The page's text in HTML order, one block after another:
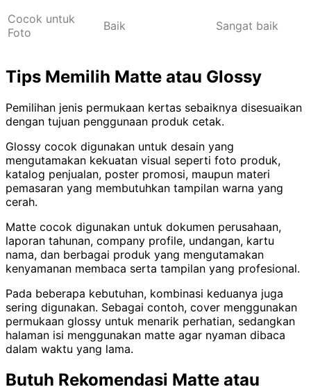
Cocok untuk
Foto
Baik Sangat baik
Tips Memilih Matte atau Glossy
Pemilihan jenis permukaan kertas sebaiknya disesuaikan
dengan tujuan penggunaan produk cetak.
Glossy cocok digunakan untuk desain yang
mengutamakan kekuatan visual seperti foto produk,
katalog penjualan, poster promosi, maupun materi
pemasaran yang membutuhkan tampilan warna yang
cerah.
Matte cocok digunakan untuk dokumen perusahaan,
laporan tahunan, company profile, undangan, kartu
nama, dan berbagai produk yang mengutamakan
kenyamanan membaca serta tampilan yang profesional.
Pada beberapa kebutuhan, kombinasi keduanya juga
sering digunakan. Sebagai contoh, cover menggunakan
permukaan glossy untuk menarik perhatian, sedangkan
halaman isi menggunakan matte agar nyaman dibaca
dalam waktu yang lama.
Butuh Rekomendasi Matte atau